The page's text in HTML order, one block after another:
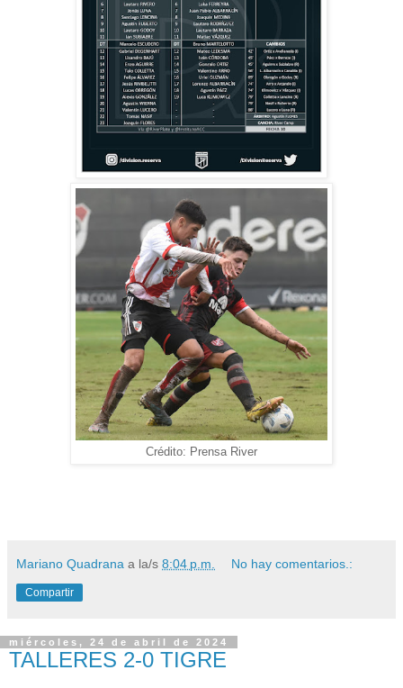
Crédito: Prensa River
Mariano Quadrana a la/s 8:04 p.m. No hay comentarios.:
Compartir
miércoles, 24 de abril de 2024
TALLERES 2-0 TIGRE